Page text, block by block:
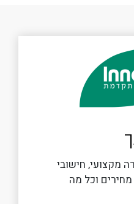
מקצועי, חישובי
וכל מה